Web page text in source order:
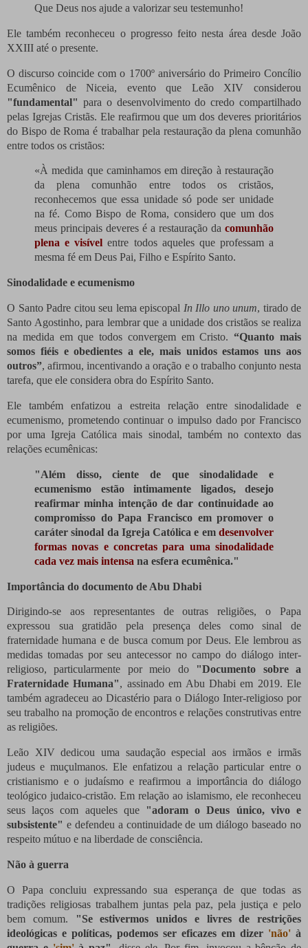
Que Deus nos ajude a valorizar seu testemunho!
Ele também reconheceu o progresso feito nesta área desde João
XXIII até o presente.
O discurso coincide com o 1700º aniversário do Primeiro Concílio
Ecumênico de Niceia, evento que Leão XIV considerou
"fundamental" para o desenvolvimento do credo compartilhado
pelas Igrejas Cristãs. Ele reafirmou que um dos deveres prioritários
do Bispo de Roma é trabalhar pela restauração da plena comunhão
entre todos os cristãos:
«À medida que caminhamos em direção à restauração
da plena comunhão entre todos os cristãos,
reconhecemos que essa unidade só pode ser unidade
na fé. Como Bispo de Roma, considero que um dos
meus principais deveres é a restauração da comunhão
plena e visível entre todos aqueles que professam a
mesma fé em Deus Pai, Filho e Espírito Santo.
Sinodalidade e ecumenismo
O Santo Padre citou seu lema episcopal In Illo uno unum, tirado de
Santo Agostinho, para lembrar que a unidade dos cristãos se realiza
na medida em que todos convergem em Cristo.“Quanto mais
somos fiéis e obedientes a ele, mais unidos estamos uns aos
outros”, afirmou, incentivando a oração e o trabalho conjunto nesta
tarefa, que ele considera obra do Espírito Santo.
Ele também enfatizou a estreita relação entre sinodalidade e
ecumenismo, prometendo continuar o impulso dado por Francisco
por uma Igreja Católica mais sinodal, também no contexto das
relações ecumênicas:
"Além disso, ciente de que sinodalidade e
ecumenismo estão intimamente ligados, desejo
reafirmar minha intenção de dar continuidade ao
compromisso do Papa Francisco em promover o
caráter sinodal da Igreja Católica e em desenvolver
formas novas e concretas para uma sinodalidade
cada vez mais intensa na esfera ecumênica."
Importância do documento de Abu Dhabi
Dirigindo-se aos representantes de outras religiões, o Papa
expressou sua gratidão pela presença deles como sinal de
fraternidade humana e de busca comum por Deus. Ele lembrou as
medidas tomadas por seu antecessor no campo do diálogo inter-
religioso, particularmente por meio do
"Documento sobre a
Fraternidade Humana", assinado em Abu Dhabi em 2019. Ele
também agradeceu ao Dicastério para o Diálogo Inter-religioso por
seu trabalho na promoção de encontros e relações construtivas entre
as religiões.
Leão XIV dedicou uma saudação especial aos irmãos e irmãs
judeus e muçulmanos. Ele enfatizou a relação particular entre o
cristianismo e o judaísmo e reafirmou a importância do diálogo
teológico judaico-cristão. Em relação ao islamismo, ele reconheceu
seus laços com aqueles que
"adoram o Deus único, vivo e
subsistente" e defendeu a continuidade de um diálogo baseado no
respeito mútuo e na liberdade de consciência.
Não à guerra
O Papa concluiu expressando sua esperança de que todas as
tradições religiosas trabalhem juntas pela paz, pela justiça e pelo
bem comum.
"Se estivermos unidos e livres de restrições
ideológicas e políticas, podemos ser eficazes em dizer 'não' à